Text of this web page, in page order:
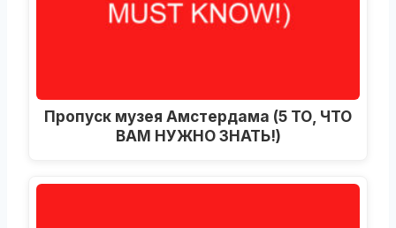
Пропуск музея Амстердама (5 ТО, ЧТО
ВАМ НУЖНО ЗНАТЬ!)